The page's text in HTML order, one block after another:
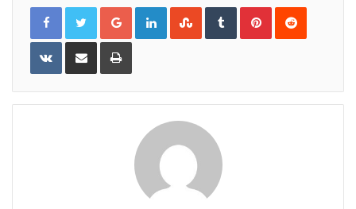
Google+LinkedInStumbleUpon
TumblrPinterestReddit
VKontakteShare
Email
Print